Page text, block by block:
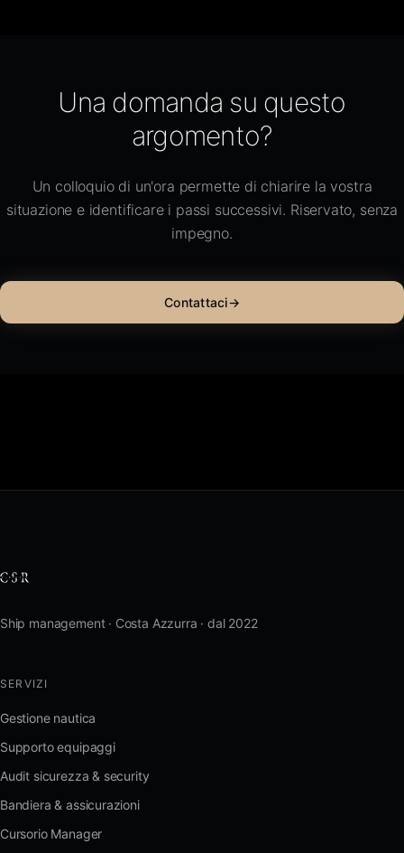
Una domanda su questo
argomento?
Un colloquio di un'ora permette di chiarire la vostra
situazione e identificare i passi successivi. Riservato, senza
impegno.
Contattaci→
Ship management · Costa Azzurra · dal 2022
SERVIZI
Gestione nautica
Supporto equipaggi
Audit sicurezza & security
Bandiera & assicurazioni
Cursorio Manager